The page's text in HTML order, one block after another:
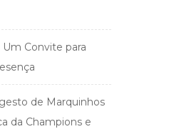
Convite para
de Marquinhos
da Champions e